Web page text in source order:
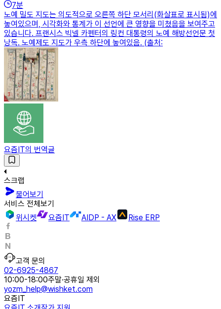
7분
노예 밀도 지도는 의도적으로 오른쪽 하단 모서리(화살표로 표시됨)에
놓여있으며, 시각화와 통계가 이 선언에 큰 영향을 미쳤음을 보여주고
있습니다. 프랜시스 빅넬 카펜터의 링컨 대통령의 노예 해방선언문 첫
낭독. 노예제도 지도가 우측 하단에 놓여있음. (출처:
요즘IT의 번역글
스크랩
물어보기
서비스 전체보기
위시켓
요즘IT AIDP - AX Rise ERP
고객 문의
02-6925-4867
10:00-18:00주말·공휴일 제외
yozm_help@wishket.com
요즘IT